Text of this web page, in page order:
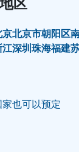
京北京市朝阳区
江深圳珠海福建
也可以预定